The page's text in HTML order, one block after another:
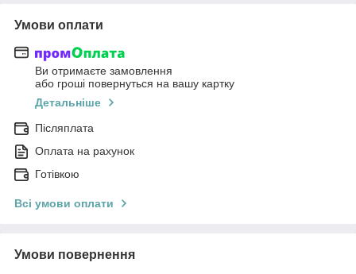
Умови оплати
Ви отримаєте замовлення
або гроші повернуться на вашу картку
Детальніше
Післяплата
Оплата на рахунок
Готівкою
Всі умови оплати
Умови повернення